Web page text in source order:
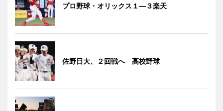
プロ野球・オリックス１―３楽天
佐野日大、２回戦へ 高校野球